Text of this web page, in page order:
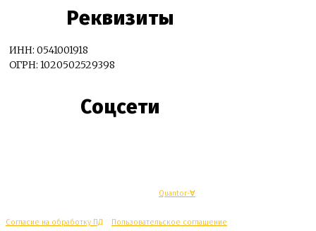
Реквизиты
ИНН: 0541001918
ОГРН: 1020502529398
Соцсети
Quantor-∀
Согласие на обработку ПД Пользовательское соглашение